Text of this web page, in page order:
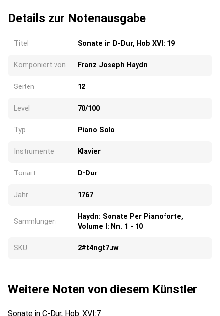
Details zur Notenausgabe
Titel Sonate in D-Dur, Hob XVI: 19
Komponiert von Franz Joseph Haydn
Seiten 12
Level 70/100
Typ Piano Solo
Instrumente Klavier
Tonart D-Dur
Jahr 1767
Sammlungen
Haydn: Sonate Per Pianoforte,
Volume I: Nn. 1 - 10
SKU 2#t4ngt7uw
Weitere Noten von diesem Künstler
Sonate in C-Dur, Hob. XVI:7